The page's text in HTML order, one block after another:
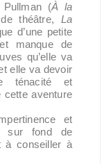
Pullman (À la
théâtre, La
d’une petite
manque de
qu’elle va
elle va devoir
ténacité et
cette aventure
et
sur fond de
à conseiller à